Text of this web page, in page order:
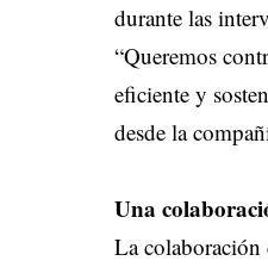
durante las
“Queremos
eficiente y
desde la
Una
La